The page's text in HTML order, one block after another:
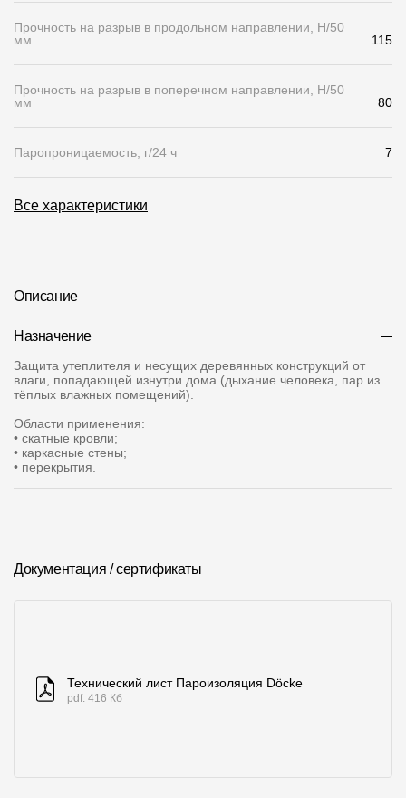
Чертежи
Текстуры
Фото объектов
Вопрос-ответ/Faq
Калькулятор
Цены
Компания
О компании
Контакты
Награды
Вакансии
Прочность на разрыв в продольном направлении, H/50
мм
115
Прочность на разрыв в поперечном направлении, H/50
мм
80
Паропроницаемость, г/24 ч 7
Все характеристики
Описание
Назначение
Защита утеплителя и несущих деревянных конструкций от
влаги, попадающей изнутри дома (дыхание человека, пар из
тёплых влажных помещений).
Области применения:
• скатные кровли;
• каркасные стены;
• перекрытия.
Документация / сертификаты
Технический лист Пароизоляция Döcke
pdf. 416 Кб